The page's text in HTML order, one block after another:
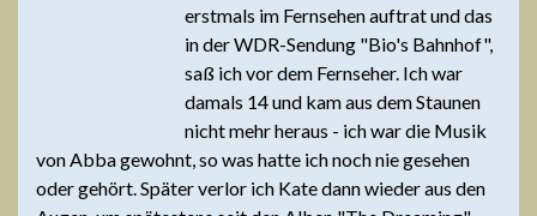
erstmals im Fernsehen auftrat und das
in der WDR-Sendung "Bio's Bahnhof",
saß ich vor dem Fernseher. Ich war
damals 14 und kam aus dem Staunen
nicht mehr heraus - ich war die Musik
von Abba gewohnt, so was hatte ich noch nie gesehen
oder gehört. Später verlor ich Kate dann wieder aus den